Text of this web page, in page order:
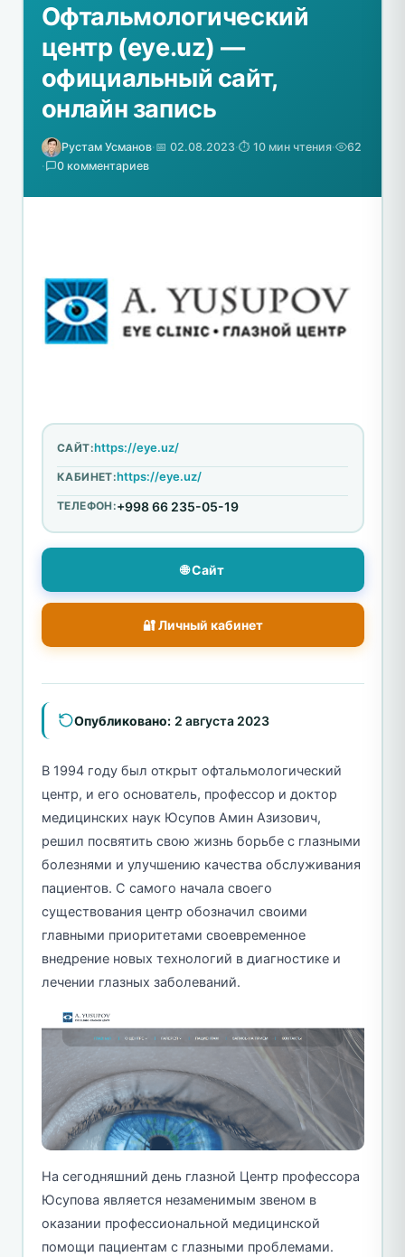
Офтальмологический
центр (eye.uz) —
официальный сайт,
онлайн запись
Рустам Усманов·📅 02.08.2023·⏱️ 10 мин чтения·
62
·
0 комментариев
САЙТ:https://eye.uz/
КАБИНЕТ:https://eye.uz/
ТЕЛЕФОН:+998 66 235-05-19
🌐 Сайт
🔐 Личный кабинет
Опубликовано: 2 августа 2023
В 1994 году был открыт офтальмологический
центр, и его основатель, профессор и доктор
медицинских наук Юсупов Амин Азизович,
решил посвятить свою жизнь борьбе с глазными
болезнями и улучшению качества обслуживания
пациентов. С самого начала своего
существования центр обозначил своими
главными приоритетами своевременное
внедрение новых технологий в диагностике и
лечении глазных заболеваний.
На сегодняшний день глазной Центр профессора
Юсупова является незаменимым звеном в
оказании профессиональной медицинской
помощи пациентам с глазными проблемами.